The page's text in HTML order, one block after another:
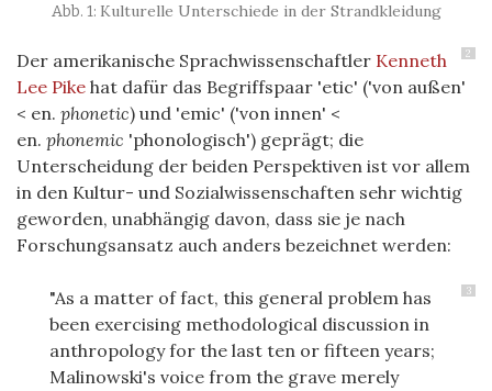
Kulturelle Unterschiede in der Strandkleidung
2
Der amerikanische Sprachwissenschaftler Kenneth
Lee Pike hat dafür das Begriffspaar 'etic' ('von außen'
< en. phonetic) und 'emic' ('von innen' <
en. phonemic 'phonologisch') geprägt; die
Unterscheidung der beiden Perspektiven ist vor allem
in den Kultur- und Sozialwissenschaften sehr wichtig
geworden, unabhängig davon, dass sie je nach
Forschungsansatz auch anders bezeichnet werden:
3
"As a matter of fact, this general problem has
been exercising methodological discussion in
anthropology for the last ten or fifteen years;
Malinowski's voice from the grave merely